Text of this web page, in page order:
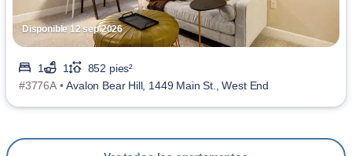
Disponible 12 sep 2026
1 1
852 pies²
#3776A •Avalon Bear Hill, 1449 Main St., West End